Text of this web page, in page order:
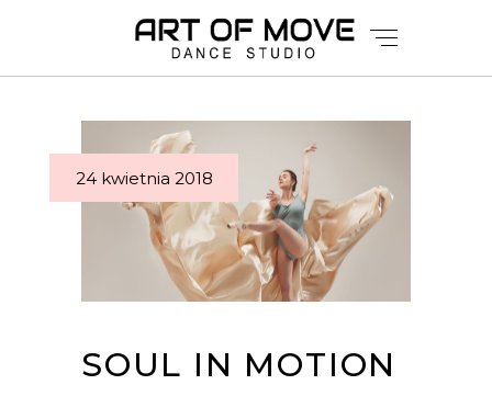
24 kwietnia 2018
SOUL IN MOTION